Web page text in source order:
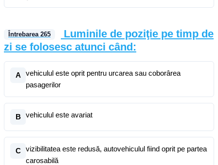
Întrebarea 265
Luminile de poziţie pe timp de
zi se folosesc atunci când:
A
vehiculul este oprit pentru urcarea sau coborârea
pasagerilor
B vehiculul este avariat
C
vizibilitatea este redusă, autovehiculul fiind oprit pe partea
carosabilă